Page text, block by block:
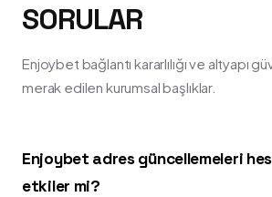
SORULAR
Enjoybet bağlantı kararlılığı ve altyapı
merak edilen kurumsal başlıklar.
Enjoybet adres güncellemeleri
etkiler mi?